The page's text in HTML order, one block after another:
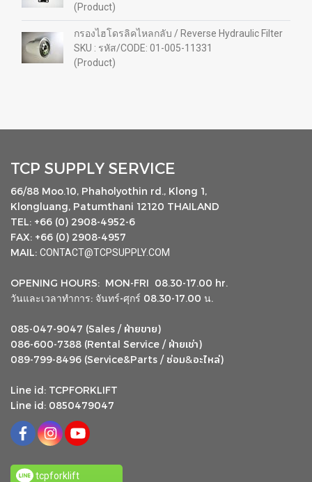
(Product)
กรองไฮโดรลิคไหลกลับ / Reverse Hydraulic Filter
SKU : รหัส/CODE: 01-005-11331
(Product)
TCP SUPPLY SERVICE
66/88 Moo.10, Phaholyothin rd., Klong 1,
Klongluang, Patumthani 12120 THAILAND
TEL: +66 (0) 2908-4952-6
FAX: +66 (0) 2908-4957
MAIL: CONTACT@TCPSUPPLY.COM
OPENING HOURS: MON-FRI 08.30-17.00 hr.
วันและเวลาทำการ: จันทร์-ศุกร์ 08.30-17.00 น.
085-047-9047 (Sales / ฝ่ายขาย)
086-600-7388 (Rental Service / ฝ่ายเช่า)
089-799-8496 (Service&Parts / ซ่อม&อะไหล่)
Line id: TCPFORKLIFT
Line id: 0850479047
tcpforklift